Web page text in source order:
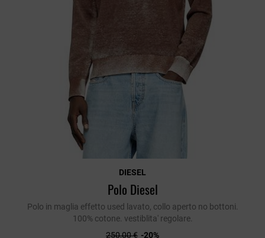
DIESEL
Polo Diesel
Polo in maglia effetto used lavato, collo aperto no bottoni.
100% cotone. vestiblita' regolare.
250,00 € -20%